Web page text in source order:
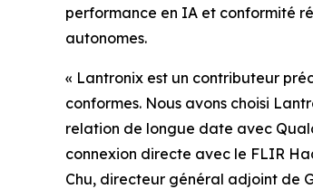
performance en IA et conformité
autonomes.
« Lantronix est un contributeur
conformes. Nous avons choisi
relation de longue date avec
connexion directe avec le FLIR
Chu, directeur général adjoint de